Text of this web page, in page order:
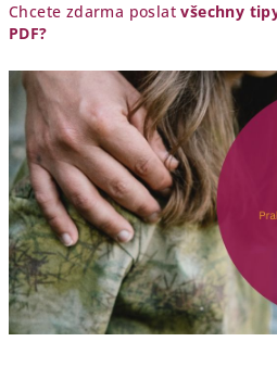
Chcete zdarma poslatvšechny
PDF?